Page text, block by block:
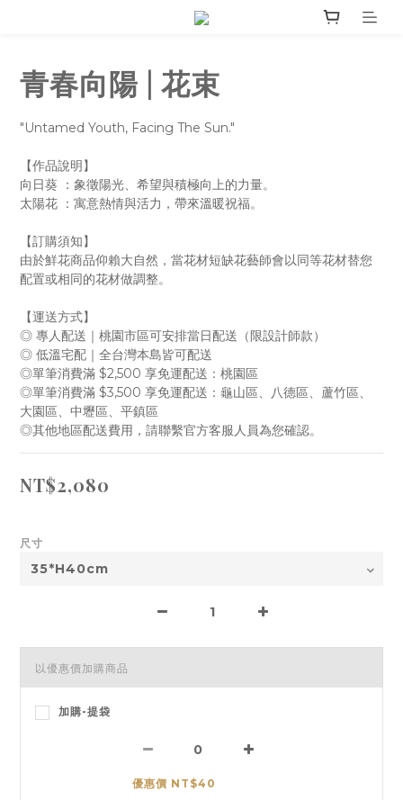
青春向陽 | 花束
"Untamed Youth, Facing The Sun."
【作品說明】
向日葵 ：象徵陽光、希望與積極向上的力量。
太陽花 ：寓意熱情與活力，帶來溫暖祝福。
【訂購須知】
由於鮮花商品仰賴大自然，當花材短缺花藝師會以同等花材替您
配置或相同的花材做調整。
【運送方式】
◎ 專人配送｜桃園市區可安排當日配送（限設計師款）
◎ 低溫宅配｜全台灣本島皆可配送
◎單筆消費滿 $2,500 享免運配送：桃園區
◎單筆消費滿 $3,500 享免運配送：龜山區、八德區、蘆竹區、
大園區、中壢區、平鎮區
◎其他地區配送費用，請聯繫官方客服人員為您確認。
NT$2,080
尺寸
以優惠價加購商品
加購-提袋
優惠價 NT$40